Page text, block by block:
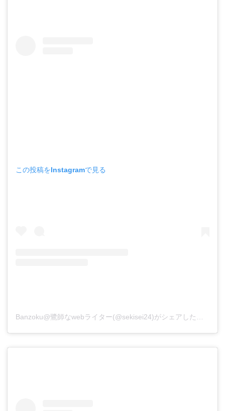
この投稿をInstagramで見る